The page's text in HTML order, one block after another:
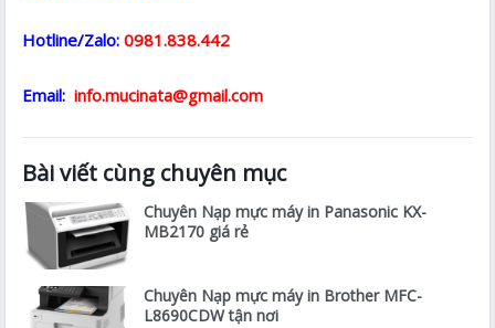
Hotline/Zalo: 0981.838.442
Email: info.mucinata@gmail.com
Bài viết cùng chuyên mục
Chuyên Nạp mực máy in Panasonic KX-
MB2170 giá rẻ
Chuyên Nạp mực máy in Brother MFC-
L8690CDW tận nơi